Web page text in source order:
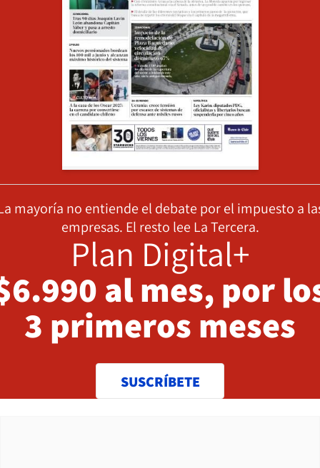
mayoría no entiende el debate por el impuesto a
empresas. El resto lee La Tercera.
Plan Digital+
al mes, por
3 primeros meses
SUSCRÍBETE